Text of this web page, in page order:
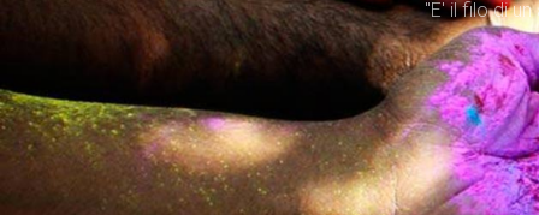
"E' il filo di